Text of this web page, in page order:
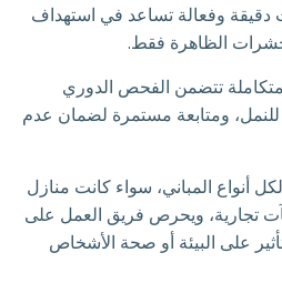
دقيقة وفعالة تساعد في استهداف
الظاهرة فقط.
تتضمن الفحص الدوري
ومتابعة مستمرة لضمان عدم
أنواع المباني، سواء كانت منازل
تجارية، ويحرص فريق العمل على
على البيئة أو صحة الأشخاص